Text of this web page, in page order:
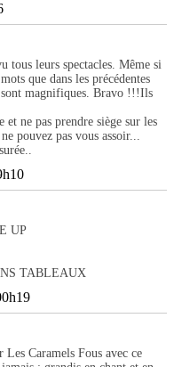
tous leurs spectacles. Même si
que dans les précédentes
sont magnifiques. Bravo !!!Ils
ne pas prendre siège sur les
pouvez pas vous assoir...
UP
TABLEAUX
Caramels Fous avec ce